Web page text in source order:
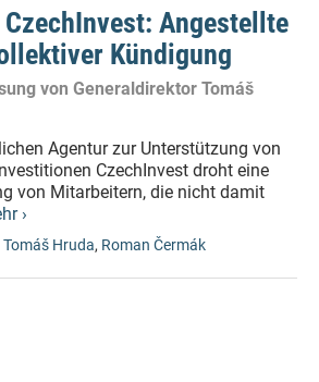
Angestellte
Kündigung
von Generaldirektor Tomáš
Agentur zur Unterstützung von
CzechInvest droht eine
von Mitarbeitern, die nicht damit
›
Tomáš Hruda, Roman Čermák